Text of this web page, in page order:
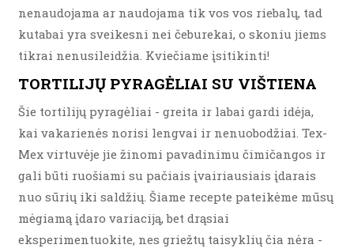
nenaudojama ar naudojama tik vos vos riebalų, tad
kutabai yra sveikesni nei čeburekai, o skoniu jiems
tikrai nenusileidžia. Kviečiame įsitikinti!
TORTILIJŲ PYRAGĖLIAI SU VIŠTIENA
Šie tortilijų pyragėliai - greita ir labai gardi idėja,
kai vakarienės norisi lengvai ir nenuobodžiai. Tex-
Mex virtuvėje jie žinomi pavadinimu čimičangos ir
gali būti ruošiami su pačiais įvairiausiais įdarais
nuo sūrių iki saldžių. Šiame recepte pateikėme mūsų
mėgiamą įdaro variaciją, bet drąsiai
eksperimentuokite, nes griežtų taisyklių čia nėra -